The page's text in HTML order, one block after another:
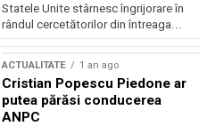
Statele Unite stârnesc îngrijorare în
rândul cercetătorilor din întreaga...
ACTUALITATE 1 an ago
Cristian Popescu Piedone ar
putea părăsi conducerea
ANPC